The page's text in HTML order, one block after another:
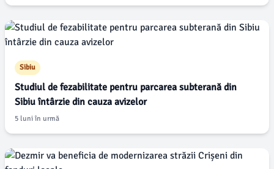
Sibiu
Studiul de fezabilitate pentru parcarea subterană din
Sibiu întârzie din cauza avizelor
5 luni în urmă